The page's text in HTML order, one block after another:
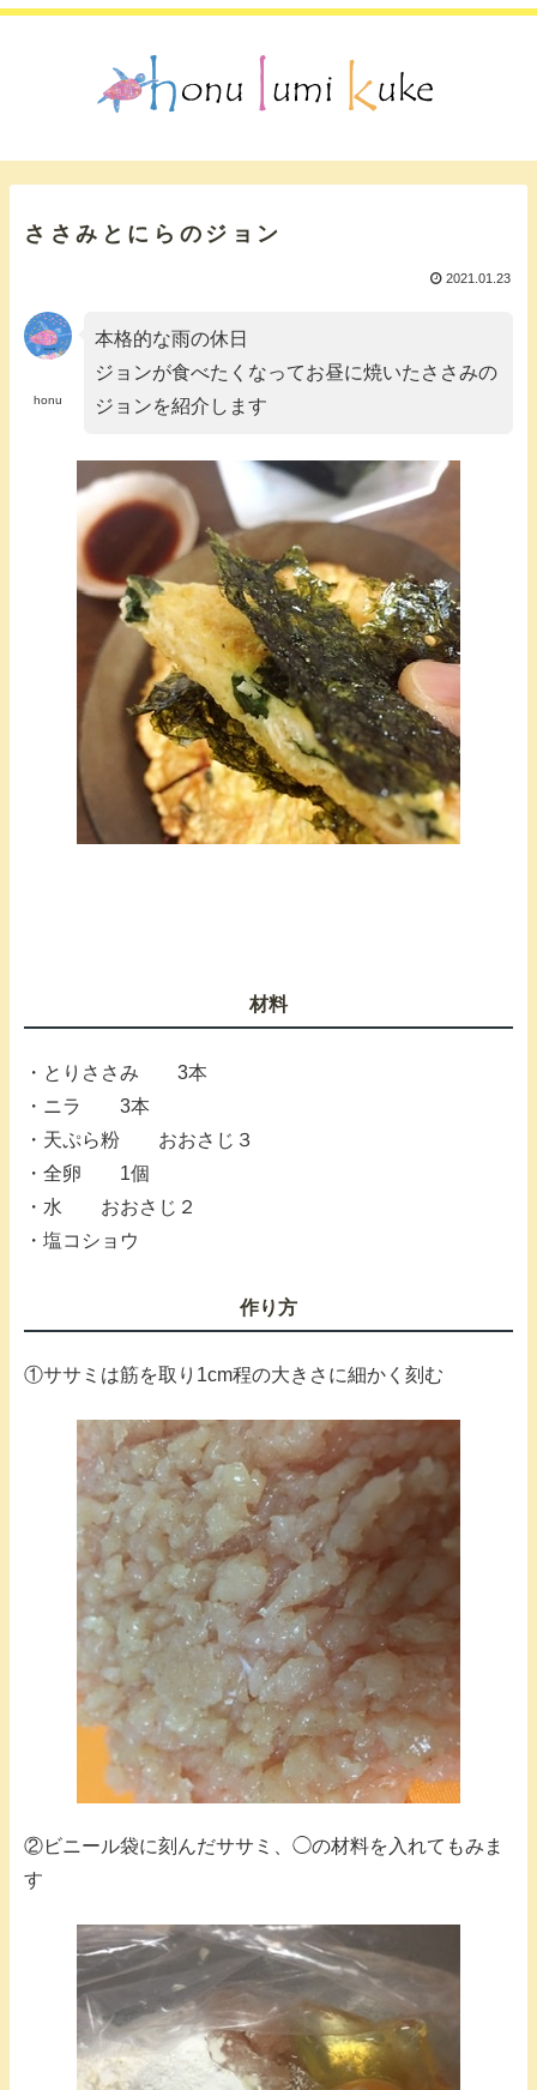
ささみとにらのジョン
2021.01.23
honu
本格的な雨の休日
ジョンが食べたくなってお昼に焼いたささみの
ジョンを紹介します
材料
・とりささみ 3本
・ニラ 3本
・天ぷら粉 おおさじ３
・全卵 1個
・水 おおさじ２
・塩コショウ
作り方
①ササミは筋を取り1cm程の大きさに細かく刻む
②ビニール袋に刻んだササミ、◯の材料を入れてもみま
す